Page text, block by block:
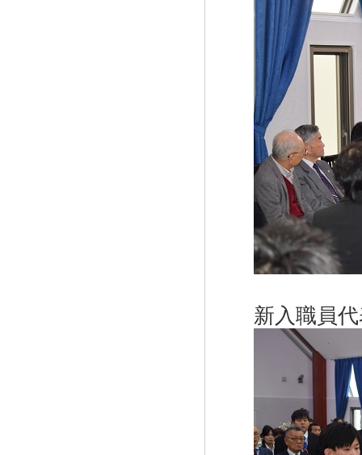
新入職員